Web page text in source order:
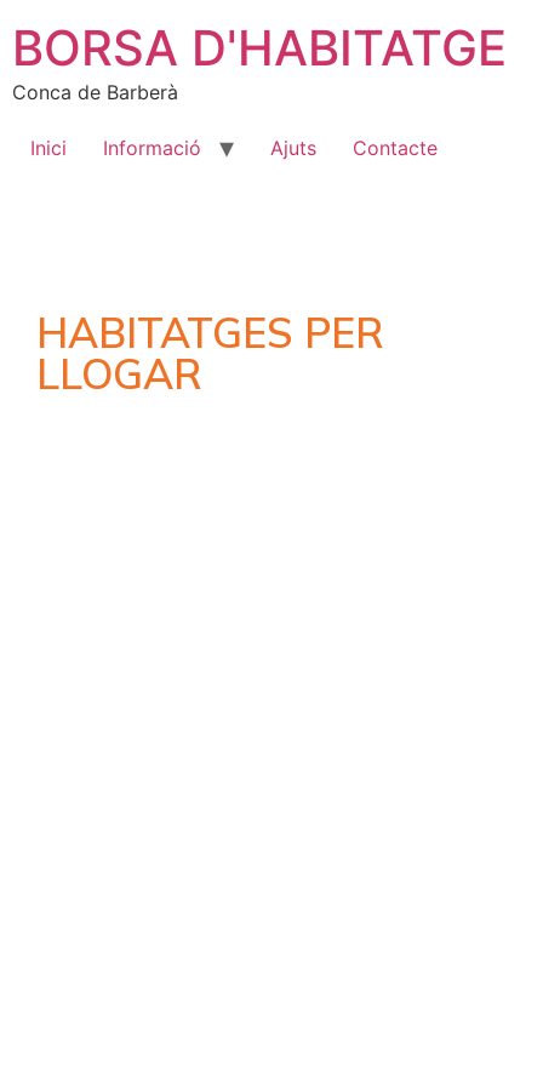
BORSA D'HABITATGE
Conca de Barberà
Inici Informació Ajuts Contacte
HABITATGES PER
LLOGAR